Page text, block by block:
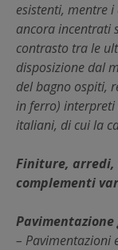
esistenti, mentre
ancora incentrati
contrasto tra le
disposizione dal
del bagno ospiti,
in ferro)
italiani, di cui la
Finiture,
complementi
– Pavimentazioni